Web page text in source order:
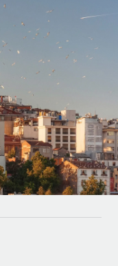
dans le monde
liées à l’emploi
toute simplicité
votre équipe
Remote grâce à
autres
pour les RH et la
solutions RH sur
entreprises
et les vitesses de